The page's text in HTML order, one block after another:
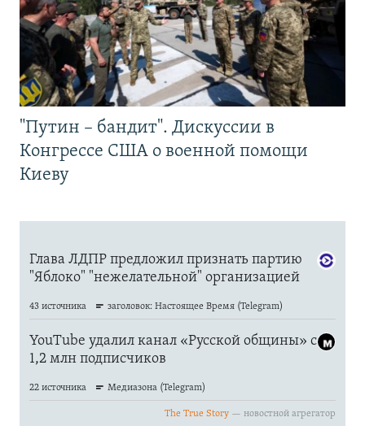
"Путин – бандит". Дискуссии в
Конгрессе США о военной помощи
Киеву